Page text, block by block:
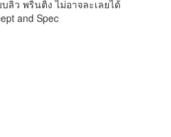
ลิว พริ้นติ้ง ไม่อาจละเลยได้
and Spec